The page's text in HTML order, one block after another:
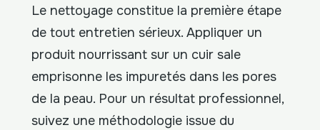
Le nettoyage constitue la première étape
de tout entretien sérieux. Appliquer un
produit nourrissant sur un cuir sale
emprisonne les impuretés dans les pores
de la peau. Pour un résultat professionnel,
suivez une méthodologie issue du